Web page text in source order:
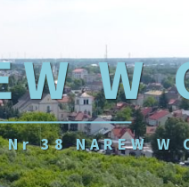
W
38 NAREW W